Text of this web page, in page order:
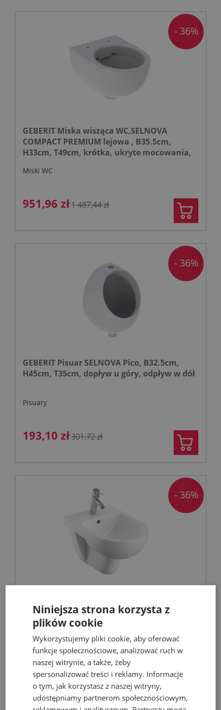
GEBERIT Miska wisząca WC,SELNOVA
COMPACT PREMIUM lejowa , B35.5cm,
H33cm, T49cm, krótka, ukryte mocowania,
Miski WC
951,96 zł1 487,44 zł
- 36%
GEBERIT Pisuar SELNOVA Pico, B32.5cm,
H45cm, T35cm, dopływ u góry, odpływ w dół
Pisuary
193,10 zł301,72 zł
- 36%
Bidety
446,81 zł698,15 zł
- 36%
Niniejsza strona korzysta z
plików cookie
Wykorzystujemy pliki cookie, aby oferować
funkcje społecznościowe, analizować ruch w
naszej witrynie, a także, żeby
spersonalizować treści i reklamy. Informacje
o tym, jak korzystasz z naszej witryny,
udostępniamy partnerom społecznościowym,